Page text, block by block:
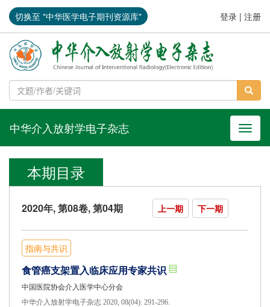
切换至 "中华医学电子期刊资源库" 登录 | 注册
导航
中华介入放射学电子杂志
本期目录
2020年, 第08卷, 第04期 上一期 下一期
指南与共识
食管癌支架置入临床应用专家共识
中国医院协会介入医学中心分会
中华介入放射学电子杂志 2020, 08(04): 291-296.